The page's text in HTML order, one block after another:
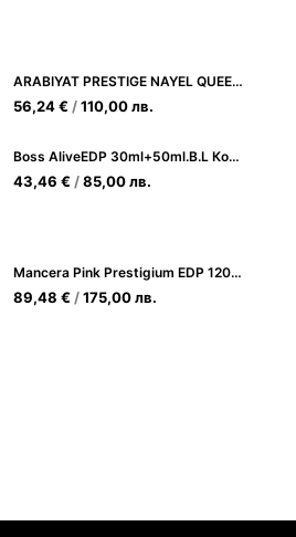
ARABIYAT PRESTIGE NAYEL QUEEN EDP 70ML
56,24€ /110,00лв.
Boss AliveEDP 30ml+50ml.B.L Комплект за жени
43,46€ /85,00лв.
Mancera Pink Prestigium EDP 120ml Унисекс
89,48€ /175,00лв.